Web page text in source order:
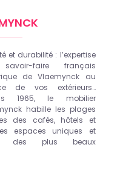
et durabilité : l’expertise
faire français
de Vlaemynck au
de vos extérieurs…
1965, le mobilier
habille les plages
des cafés, hôtels et
espaces uniques et
des plus beaux